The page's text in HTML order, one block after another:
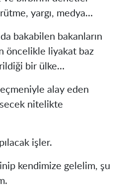
yargı, medya…
bakabilen bakanların
öncelikle liyakat baz
bir ülke…
alay eden
nitelikte
işler.
kendimize gelelim, şu